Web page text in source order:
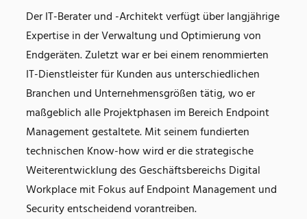
Der IT-Berater und -Architekt verfügt über langjährige
Expertise in der Verwaltung und Optimierung von
Endgeräten. Zuletzt war er bei einem renommierten
IT-Dienstleister für Kunden aus unterschiedlichen
Branchen und Unternehmensgrößen tätig, wo er
maßgeblich alle Projektphasen im Bereich Endpoint
Management gestaltete. Mit seinem fundierten
technischen Know-how wird er die strategische
Weiterentwicklung des Geschäftsbereichs Digital
Workplace mit Fokus auf Endpoint Management und
Security entscheidend vorantreiben.